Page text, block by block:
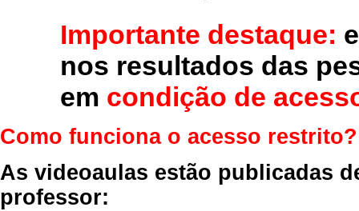
Importante destaque:
nos resultados das
em condição de
Como funciona o acesso restrito?
As videoaulas estão publicadas
professor: